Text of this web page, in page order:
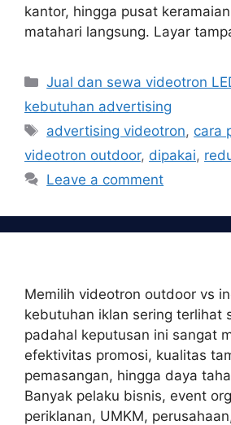
kantor, hingga pusat
matahari langsung. Layar
Categories
Jual dan sewa videotron
kebutuhan advertising
Tags
advertising videotron, cara
videotron outdoor, dipakai,
Leave a comment
Memilih videotron outdoor vs
kebutuhan iklan sering terlihat
padahal keputusan ini sangat
efektivitas promosi, kualitas
pemasangan, hingga daya
Banyak pelaku bisnis, event
periklanan, UMKM,